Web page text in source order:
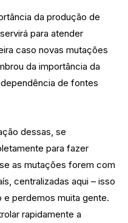
da produção de
para atender
caso novas mutações
da importância da
de fontes
dessas, se
para fazer
as mutações forem com
centralizadas aqui – isso
perdemos muita gente.
rapidamente a